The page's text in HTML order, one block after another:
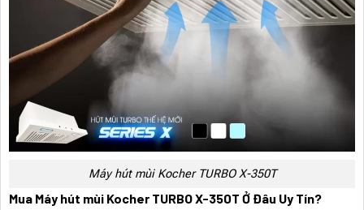
Máy hút mùi Kocher TURBO X-350T
Mua Máy hút mùi Kocher TURBO X-350T Ở Đâu Uy Tín?